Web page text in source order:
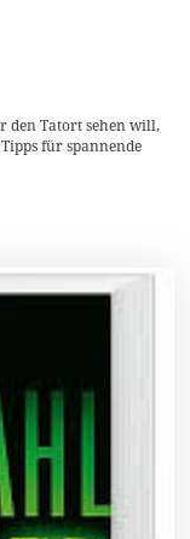
den Tatort sehen will,
für spannende